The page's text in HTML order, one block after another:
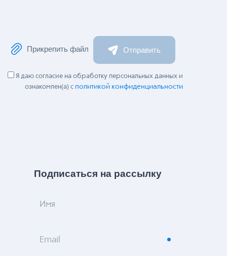
Прикрепить файл Отправить
Я даю согласие на обработку персональных данных и
ознакомлен(а) с политикой конфиденциальности
Подписаться на рассылку
Имя
Email